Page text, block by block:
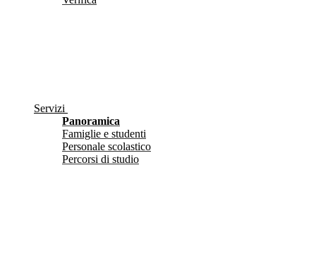
Servizi
Panoramica
Famiglie e studenti
Personale scolastico
Percorsi di studio